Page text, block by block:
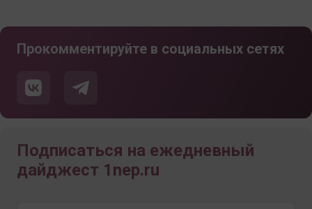
Прокомментируйте в социальных сетях
Подписаться на ежедневный
дайджест 1nep.ru